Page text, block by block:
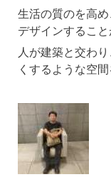
生活の質のを高
デザインすること
人が建築と交わ
くするような空間